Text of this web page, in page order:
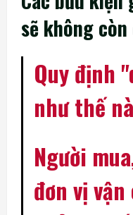
sẽ không
Quy định
như thế
Người
đơn vị